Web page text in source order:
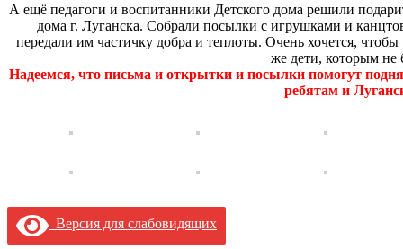
А ещё педагоги и воспитанники Детского дома решили
дома г. Луганска. Собрали посылки с игрушками и
передали им частичку добра и теплоты. Очень хочется, чтобы
же дети, которым не
Надеемся, что письма и открытки и посылки помогут
ребятам и
Версия для слабовидящих